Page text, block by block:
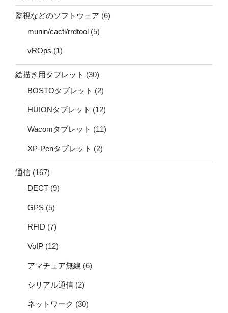
監視などのソフトウェア (6)
munin/cacti/rrdtool (5)
vROps (1)
絵描き用タブレット (30)
BOSTOタブレット (2)
HUIONタブレット (12)
Wacomタブレット (11)
XP-Penタブレット (2)
通信 (167)
DECT (9)
GPS (5)
RFID (7)
VoIP (12)
アマチュア無線 (6)
シリアル通信 (2)
ネットワーク (30)